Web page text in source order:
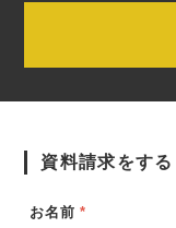
資料請求をする
お名前 *